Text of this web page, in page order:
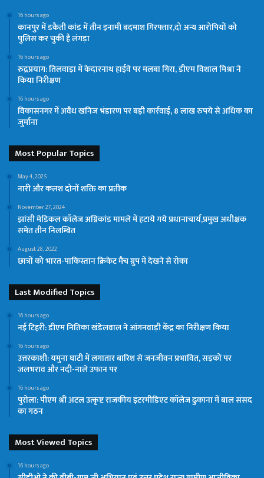
16 hours ago
कानपुर में डकैती कांड में तीन इनामी बदमाश गिरफ्तार,दो अन्य आरोपियों को
पुलिस कर चुकी है लंगड़ा
16 hours ago
रुद्रप्रयाग: तिलवाड़ा में केदारनाथ हाईवे पर मलबा गिरा, डीएम विशाल मिश्रा ने
किया निरीक्षण
16 hours ago
विकासनगर में अवैध खनिज भंडारण पर बड़ी कार्रवाई, 8 लाख रुपये से अधिक का
जुर्माना
Most Popular Topics
May 4, 2025
नारी और कलश दोनों शक्ति का प्रतीक
November 27, 2024
झांसी मेडिकल कॉलेज अग्निकांड मामले में हटाये गये प्रधानाचार्य,प्रमुख अधीक्षक
समेत तीन निलम्बित
August 28, 2022
छात्रों को भारत-पाकिस्तान क्रिकेट मैच ग्रुप में देखने से रोका
Last Modified Topics
16 hours ago
नई टिहरी: डीएम नितिका खंडेलवाल ने आंगनवाड़ी केंद्र का निरीक्षण किया
16 hours ago
उत्तरकाशी: यमुना घाटी में लगातार बारिश से जनजीवन प्रभावित, सड़कों पर
जलभराव और नदी-नाले उफान पर
16 hours ago
पुरोला: पीएम श्री अटल उत्कृष्ट राजकीय इंटरमीडिएट कॉलेज ढुकाना में बाल संसद
का गठन
Most Viewed Topics
16 hours ago